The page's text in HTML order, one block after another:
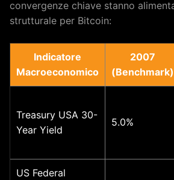
convergenze chiave stanno
strutturale per Bitcoin:
Indicatore
Macroeconomico
2007
(Benchmark)
Treasury USA 30-
Year Yield
5.0%
US Federal